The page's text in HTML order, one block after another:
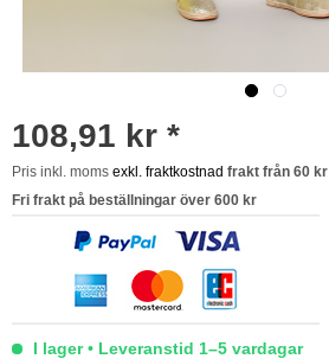
108,91 kr *
Pris inkl. moms exkl. fraktkostnad frakt från 60 kr
Fri frakt på beställningar över 600 kr
I lager • Leveranstid 1–5 vardagar